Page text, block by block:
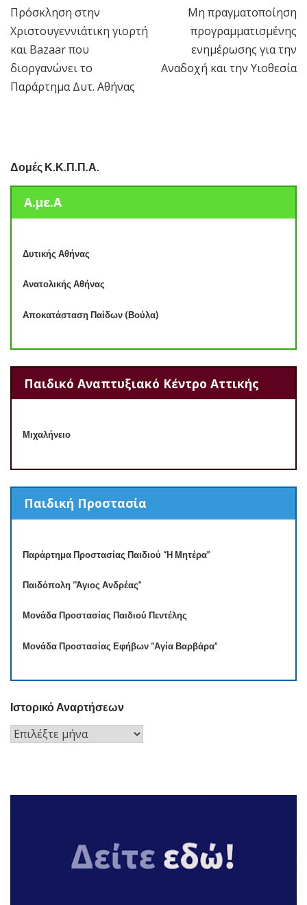
Πλοήγηση
άρθρων
Πρόσκληση στην
Χριστουγεννιάτικη γιορτή
και Bazaar που
διοργανώνει το
Παράρτημα Δυτ. Αθήνας
Μη πραγματοποίηση
προγραμματισμένης
ενημέρωσης για την
Αναδοχή και την Υιοθεσία
Δομές Κ.Κ.Π.Π.Α.
Α.με.Α
Δυτικής Αθήνας
Ανατολικής Αθήνας
Αποκατάσταση Παίδων (Βούλα)
Παιδικό Αναπτυξιακό Κέντρο Αττικής
Μιχαλήνειο
Παιδική Προστασία
Παράρτημα Προστασίας Παιδιού “Η Μητέρα”
Παιδόπολη “Άγιος Ανδρέας”
Μονάδα Προστασίας Παιδιού Πεντέλης
Μονάδα Προστασίας Εφήβων “Αγία Βαρβάρα”
Ιστορικό Αναρτήσεων
Ιστορικό